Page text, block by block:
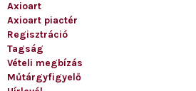
Axioart
Axioart piactér
Regisztráció
Tagság
Vételi megbízás
Műtárgyfigyelő